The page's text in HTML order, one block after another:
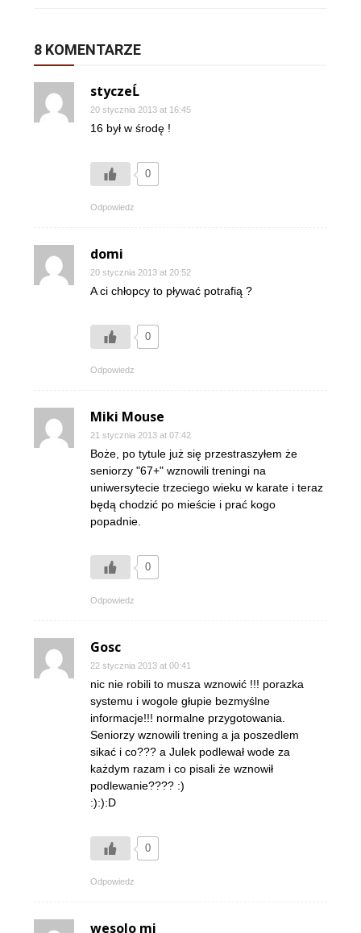
8 KOMENTARZE
styczeĹ
20 stycznia 2013 at 16:45
16 był w środę !
0
Odpowiedz
domi
20 stycznia 2013 at 20:52
A ci chłopcy to pływać potrafią ?
0
Odpowiedz
Miki Mouse
21 stycznia 2013 at 07:42
Boże, po tytule już się przestraszyłem że
seniorzy "67+" wznowili treningi na
uniwersytecie trzeciego wieku w karate i teraz
będą chodzić po mieście i prać kogo
popadnie.
0
Odpowiedz
Gosc
22 stycznia 2013 at 00:41
nic nie robili to musza wznowić !!! porazka
systemu i wogole głupie bezmyślne
informacje!!! normalne przygotowania.
Seniorzy wznowili trening a ja poszedlem
sikać i co??? a Julek podlewał wode za
każdym razam i co pisali że wznowił
podlewanie???? :)
:):):D
0
Odpowiedz
wesolo mi